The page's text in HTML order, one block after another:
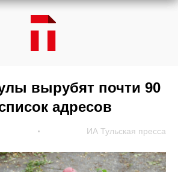
вырубят почти 90
адресов
ИА Тульская пресса